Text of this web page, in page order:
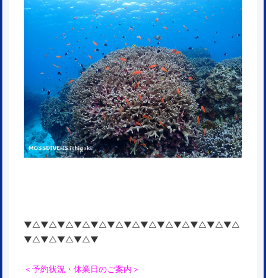
▼△▼△▼△▼△▼△▼△▼△▼△▼△▼△▼△▼△▼△
▼△▼△▼△▼△▼
＜予約状況・休業日のご案内＞